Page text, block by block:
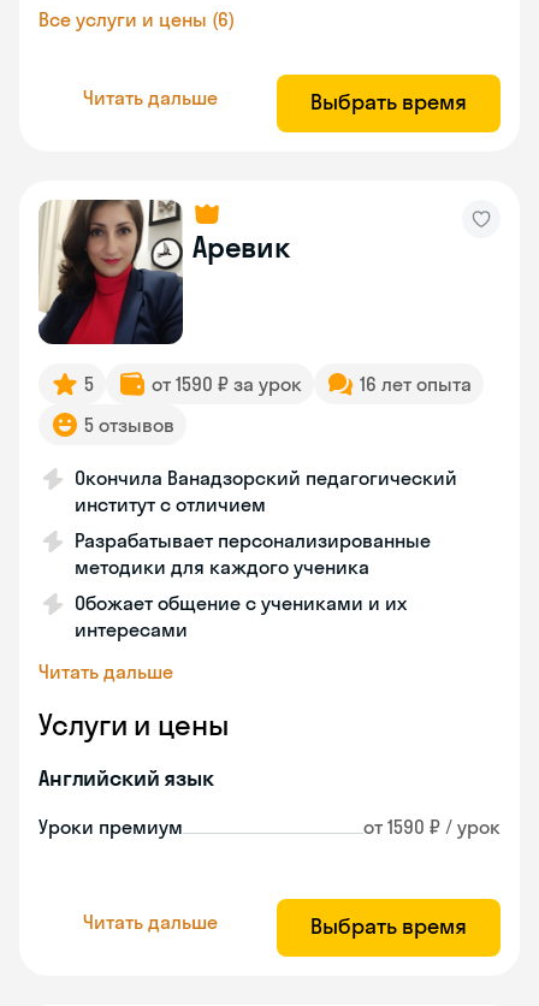
Все услуги и цены (6)
Читать дальше Выбрать время
Аревик
5 от 1590 ₽ за урок
16 лет опыта
5 отзывов
Окончила Ванадзорский педагогический
институт с отличием
Разрабатывает персонализированные
методики для каждого ученика
Обожает общение с учениками и их
интересами
Читать дальше
Услуги и цены
Английский язык
Уроки премиум от 1590 ₽ / урок
Читать дальше Выбрать время